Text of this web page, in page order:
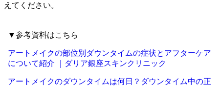
えてください。
▼参考資料はこちら
アートメイクの部位別ダウンタイムの症状とアフターケア
について紹介 ｜ダリア銀座スキンクリニック
アートメイクのダウンタイムは何日？ダウンタイム中の正